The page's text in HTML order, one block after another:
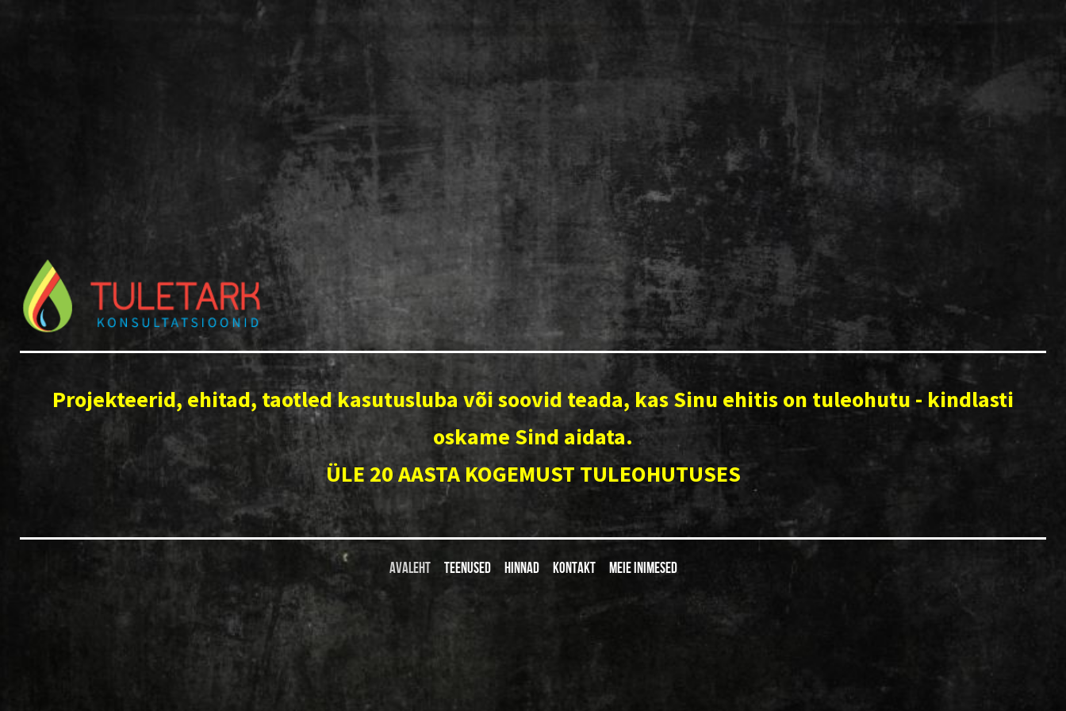
Projekteerid, ehitad, taotled kasutusluba või soovid teada, kas Sinu ehitis on tuleohutu - kindlasti
oskame Sind aidata.
ÜLE 20 AASTA KOGEMUST TULEOHUTUSES
AVALEHT TEENUSED HINNAD KONTAKT MEIE INIMESED